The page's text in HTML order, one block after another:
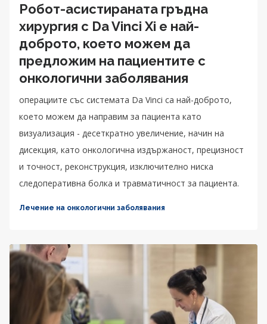
Робот-асистираната гръдна
хирургия с Da Vinci Xi е най-
доброто, което можем да
предложим на пациентите с
онкологични заболявания
операциите със системата Da Vinci са най-доброто,
което можем да направим за пациента като
визуализация - десеткратно увеличение, начин на
дисекция, като онкологична издържаност, прецизност
и точност, реконструкция, изключително ниска
следоперативна болка и травматичност за пациента.
Лечение на онкологични заболявания